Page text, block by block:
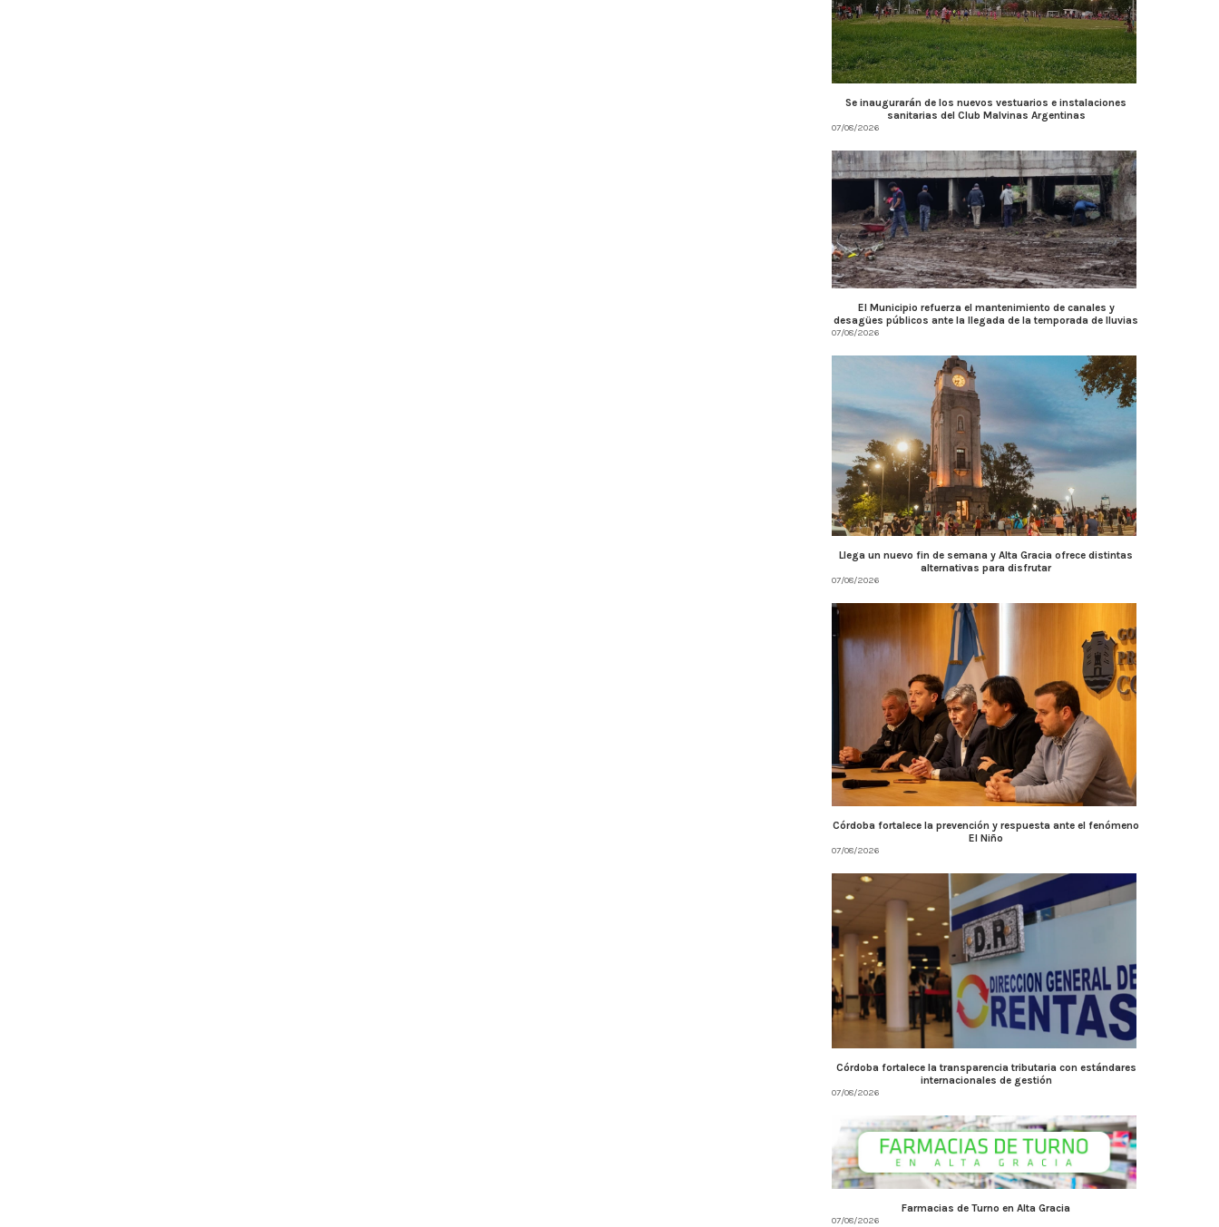
Se inaugurarán de los nuevos vestuarios e instalaciones
sanitarias del Club Malvinas Argentinas
07/08/2026
El Municipio refuerza el mantenimiento de canales y
desagües públicos ante la llegada de la temporada de lluvias
07/08/2026
Llega un nuevo fin de semana y Alta Gracia ofrece distintas
alternativas para disfrutar
07/08/2026
Córdoba fortalece la prevención y respuesta ante el fenómeno
El Niño
07/08/2026
Córdoba fortalece la transparencia tributaria con estándares
internacionales de gestión
07/08/2026
Farmacias de Turno en Alta Gracia
07/08/2026